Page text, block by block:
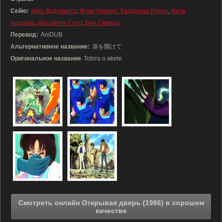
Сейю: Кёко Фудзимото, Фуми Хирано, Кадзухико Иноуэ, Нати
Нодзава, Масамити Сато, Бин Симада
Перевод: AniDUB
Альтернативное название: 扉を開けて
Оригинальное название Tobira o akete
Смотреть онлайн Открывая дверь (1986) в хорошем
качестве